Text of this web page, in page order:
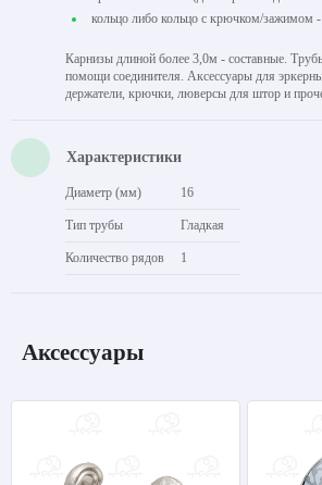
кольцо либо кольцо с крючком/зажимом
Карнизы длиной более 3,0м - составные.
помощи соединителя. Аксессуары для
держатели, крючки, люверсы для штор и
Характеристики
Диаметр (мм) 16
Тип трубы Гладкая
Количество рядов 1
Аксессуары